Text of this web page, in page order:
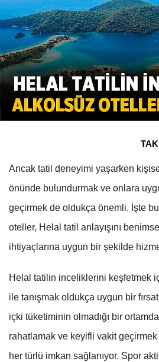
Ancak tatil deneyimi yaşarken
önünde bulundurmak ve onlara
geçirmek de oldukça önemli. İşte
oteller, Helal tatil anlayışını
ihtiyaçlarına uygun bir şekilde
Helal tatilin inceliklerini keşfetmek
ile tanışmak oldukça uygun bir
içki tüketiminin olmadığı bir
rahatlamak ve keyifli vakit
her türlü imkan sağlanıyor. Spor